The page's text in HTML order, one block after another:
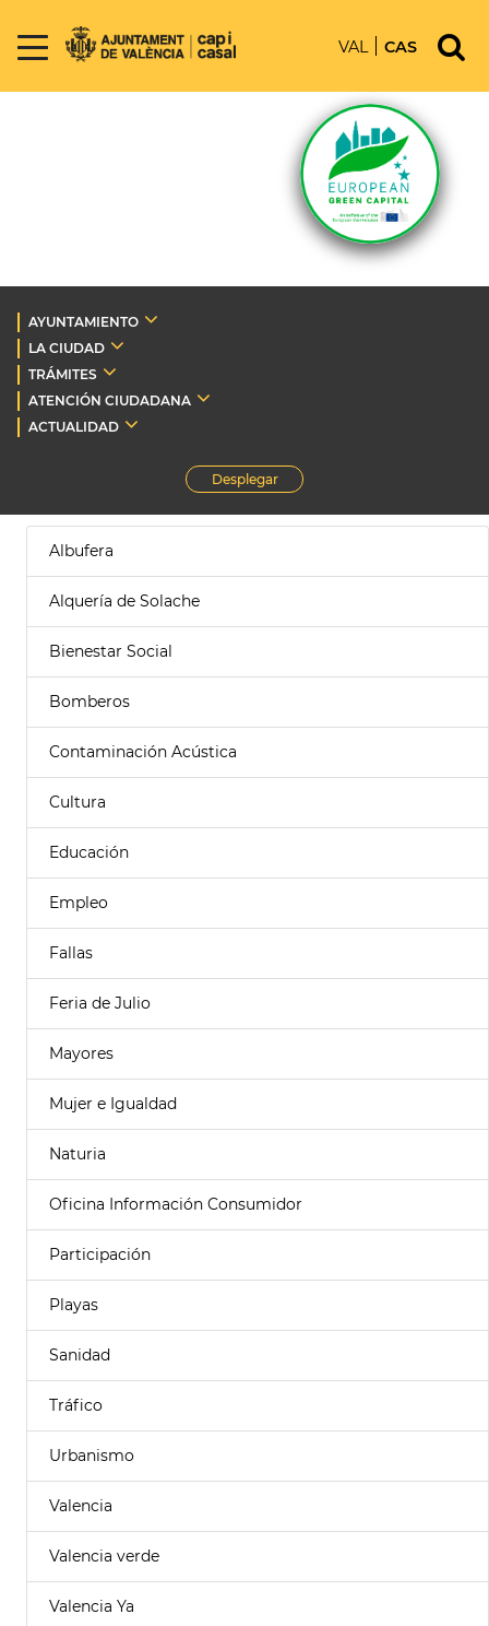
VAL CAS
AYUNTAMIENTO
LA CIUDAD
TRÁMITES
ATENCIÓN CIUDADANA
ACTUALIDAD
Desplegar
Albufera
Alquería de Solache
Bienestar Social
Bomberos
Contaminación Acústica
Cultura
Educación
Empleo
Fallas
Feria de Julio
Mayores
Mujer e Igualdad
Naturia
Oficina Información Consumidor
Participación
Playas
Sanidad
Tráfico
Urbanismo
Valencia
Valencia verde
Valencia Ya